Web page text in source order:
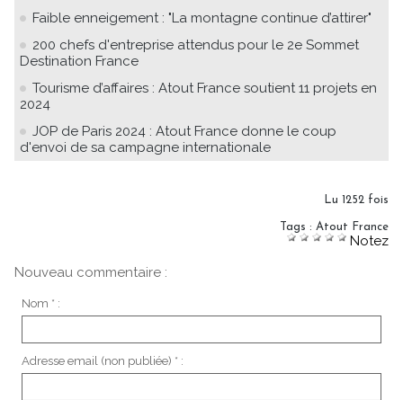
Faible enneigement : "La montagne continue d’attirer"
200 chefs d'entreprise attendus pour le 2e Sommet
Destination France
Tourisme d’affaires : Atout France soutient 11 projets en
2024
JOP de Paris 2024 : Atout France donne le coup
d'envoi de sa campagne internationale
Lu 1252 fois
Tags : Atout France
Notez
Nouveau commentaire :
Nom * :
Adresse email (non publiée) * :